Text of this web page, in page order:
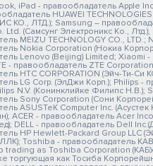
iPad - правообладатель Apple
HUAWEI
КО., ЛТД.); Samsung –
Ltd. (Самсунг Электроникс Ко., Лтд.);
MEIZU TECHNOLOGY CO., LTD.;
Nokia Corporation (Нокиа
Lenovo (Beijing) Limited; Xiaomi
- правообладатель ZTE
HTC CORPORATION (Эйч-Ти-
LG Corp. (ЭлДжи Корп.); Philips -
N.V. (Конинклийке Филипс Н.В.);
Sony Corporation (Сони
ASUSTeK Computer Inc.
ACER - правообладатель Acer
DELL - правообладатель Dell
HP Hewlett-Packard Group LLC
Toshiba - правообладатель
trading as Toshiba Corporation
торгующая как Тосиба